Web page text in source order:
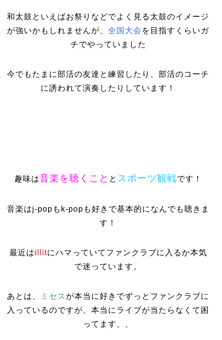
和太鼓といえばお祭りなどでよく見る太鼓のイメージ
が強いかもしれませんが、全国大会 を目指すくらいガ
チでやっていました
今でもたまに部活の友達と練習したり、部活のコーチ
に誘われて演奏したりしています！
趣味は音楽を聴くこと と スポーツ観戦です！
音楽はj-popもk-popも好きで基本的になんでも聴きま
す！
最近はillitにハマっていてファンクラブに入るか本気
で迷っています。
あとは、 ミセス が本当に好きでずっとファンクラブに
入っているのですが、本当にライブが当たらなくて困
ってます、、